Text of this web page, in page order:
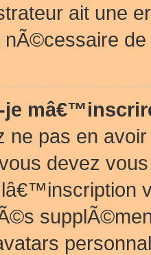
ait une
de
ne pas en
devez